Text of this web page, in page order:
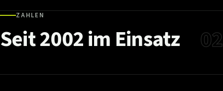
ZAHLEN
Seit2002im Einsatz 02